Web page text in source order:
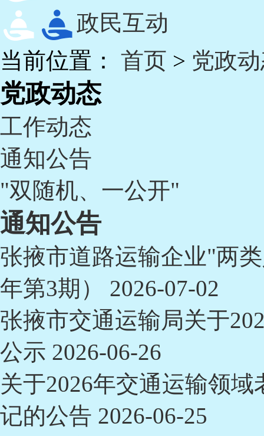
政民互动
当前位置：
首页 > 党政
党政动态
工作动态
通知公告
"双随机、一公开"
通知公告
张掖市道路运输企业"两
年第3期） 2026-07-02
张掖市交通运输局关于
公示 2026-06-26
关于2026年交通运输领
记的公告 2026-06-25